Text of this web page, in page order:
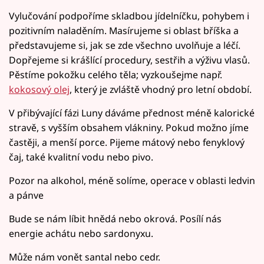
Vylučování podpoříme skladbou jídelníčku, pohybem i
pozitivním naladěním. Masírujeme si oblast bříška a
představujeme si, jak se zde všechno uvolňuje a léčí.
Dopřejeme si krášlící procedury, sestřih a výživu vlasů.
Pěstíme pokožku celého těla; vyzkoušejme např.
kokosový olej, který je zvláště vhodný pro letní období.
V přibývající fázi Luny dáváme přednost méně kalorické
stravě, s vyšším obsahem vlákniny. Pokud možno jíme
častěji, a menší porce. Pijeme mátový nebo fenyklový
čaj, také kvalitní vodu nebo pivo.
Pozor na alkohol, méně solíme, operace v oblasti ledvin
a pánve
Bude se nám líbit hnědá nebo okrová. Posílí nás
energie achátu nebo sardonyxu.
Může nám vonět santal nebo cedr.